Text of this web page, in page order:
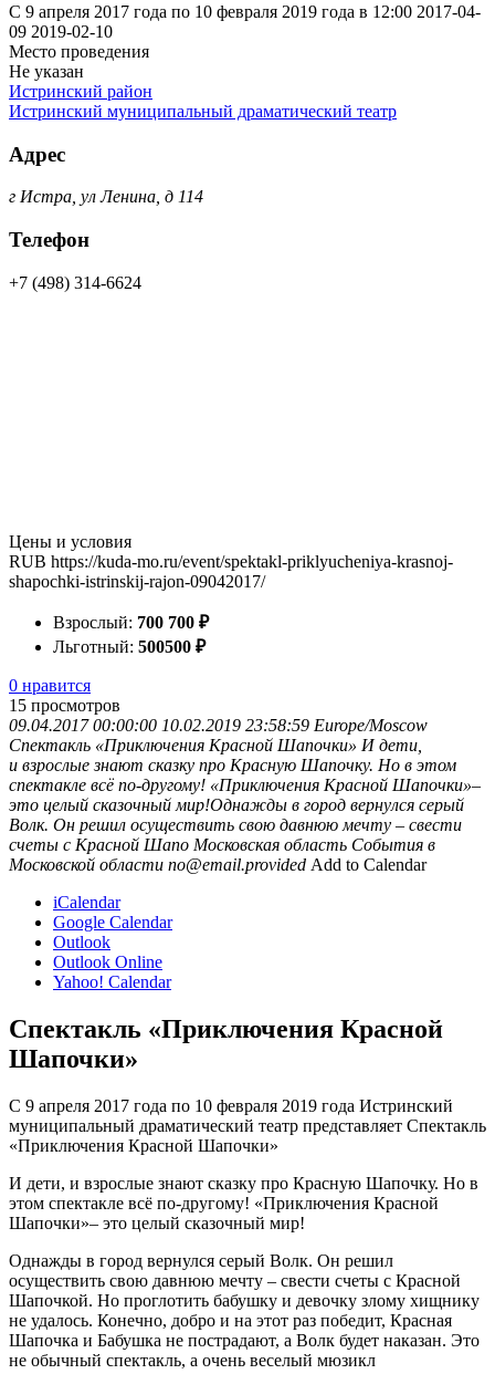
С 9 апреля 2017 года по 10 февраля 2019 года в 12:00 2017-04-
09 2019-02-10
Место проведения
Не указан
Истринский район
Истринский муниципальный драматический театр
Адрес
г Истра, ул Ленина, д 114
Телефон
+7 (498) 314-6624
Цены и условия
RUB https://kuda-mo.ru/event/spektakl-priklyucheniya-krasnoj-
shapochki-istrinskij-rajon-09042017/
Взрослый: 700 700 ₽
Льготный: 500500 ₽
0 нравится
15 просмотров
09.04.2017 00:00:00 10.02.2019 23:58:59 Europe/Moscow
Спектакль «Приключения Красной Шапочки» И дети,
и взрослые знают сказку про Красную Шапочку. Но в этом
спектакле всё по-другому! «Приключения Красной Шапочки»–
это целый сказочный мир!Однажды в город вернулся серый
Волк. Он решил осуществить свою давнюю мечту – свести
счеты с Красной Шапо Московская область События в
Московской области no@email.provided Add to Calendar
iCalendar
Google Calendar
Outlook
Outlook Online
Yahoo! Calendar
Спектакль «Приключения Красной
Шапочки»
С 9 апреля 2017 года по 10 февраля 2019 года Истринский
муниципальный драматический театр представляет Спектакль
«Приключения Красной Шапочки»
И дети, и взрослые знают сказку про Красную Шапочку. Но в
этом спектакле всё по-другому! «Приключения Красной
Шапочки»– это целый сказочный мир!
Однажды в город вернулся серый Волк. Он решил
осуществить свою давнюю мечту – свести счеты с Красной
Шапочкой. Но проглотить бабушку и девочку злому хищнику
не удалось. Конечно, добро и на этот раз победит, Красная
Шапочка и Бабушка не пострадают, а Волк будет наказан. Это
не обычный спектакль, а очень веселый мюзикл